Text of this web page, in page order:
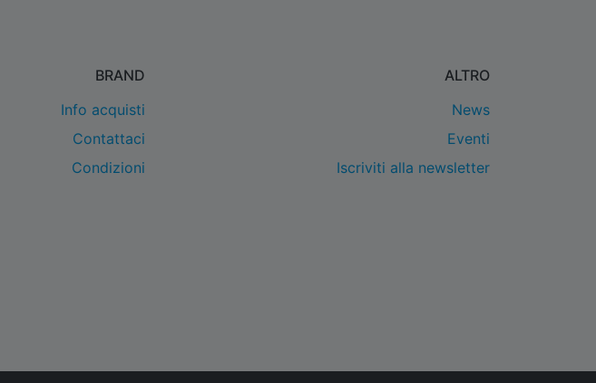
BRAND
Info acquisti
Contattaci
Condizioni
ALTRO
News
Eventi
Iscriviti alla newsletter